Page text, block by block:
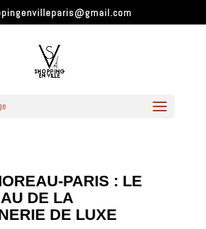
PARIS : LE
DE LA
DE LUXE